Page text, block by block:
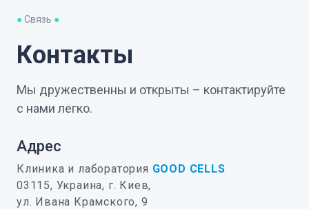
●Связь ●
Контакты
Мы дружественны и открыты – контактируйте
с нами легко.
Адрес
Клиника и лаборатория GOOD CELLS
03115, Украина, г. Киев,
ул. Ивана Крамского, 9